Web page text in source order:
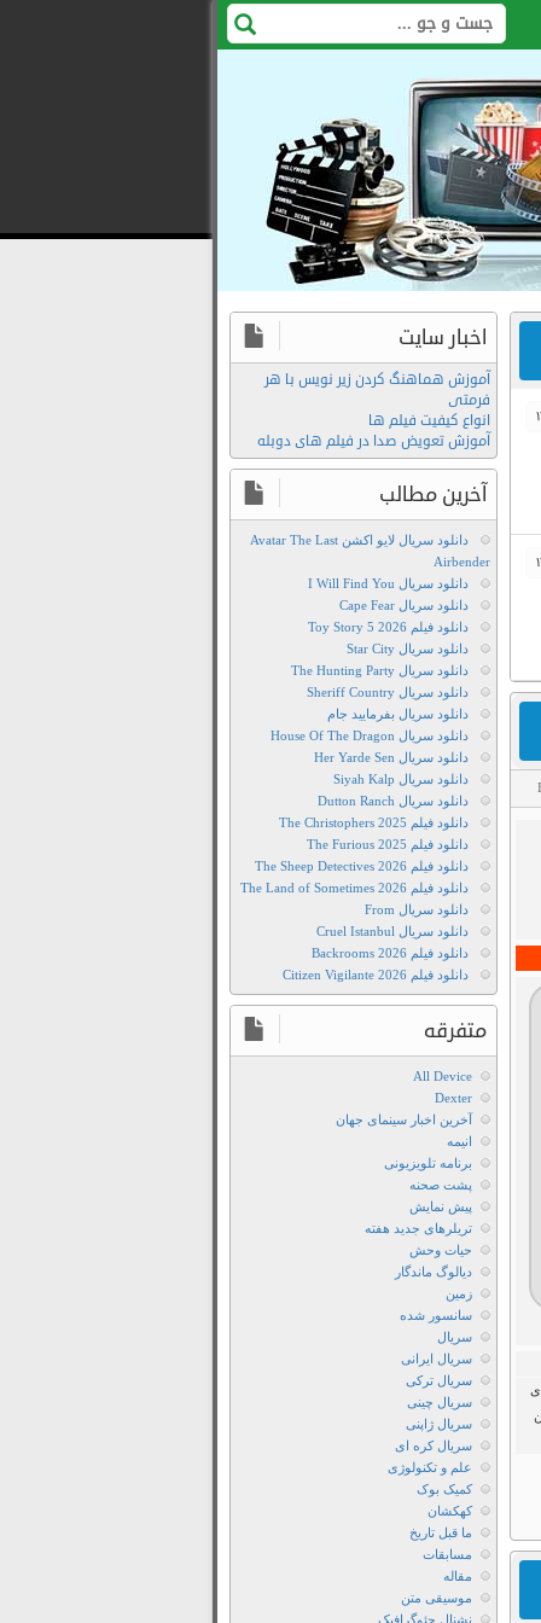
دانلود
The
Grudge
2020
دانلود
رايگان
فيلم
The
Grudge
2020
دانلود
زیرنویس
فارسی
فیلم
The
Grudge
2020
دانلود
فیلم
The
Grudge
دانلود
فیلم
The
Grudge
2020
دانلود
فیلم
The
اخبار سایت
آموزش هماهنگ کردن زیر نویس با هر
فرمتی
انواع کیفیت فیلم ها
آموزش تعویض صدا در فیلم های دوبله
آخرین مطالب
دانلود سریال لایو اکشن Avatar The Last
Airbender
دانلود سریال I Will Find You
دانلود سریال Cape Fear
دانلود فیلم Toy Story 5 2026
دانلود سریال Star City
دانلود سریال The Hunting Party
دانلود سریال Sheriff Country
دانلود سریال بفرمایید جام
دانلود سریال House Of The Dragon
دانلود سریال Her Yarde Sen
دانلود سریال Siyah Kalp
دانلود سریال Dutton Ranch
دانلود فیلم The Christophers 2025
دانلود فیلم The Furious 2025
دانلود فیلم The Sheep Detectives 2026
دانلود فیلم The Land of Sometimes 2026
دانلود سریال From
دانلود سریال Cruel Istanbul
دانلود فیلم Backrooms 2026
دانلود فیلم Citizen Vigilante 2026
متفرقه
All Device
Dexter
آخرین اخبار سینمای جهان
انیمه
برنامه تلویزیونی
پشت صحنه
پیش نمایش
تریلرهای جدید هفته
حیات وحش
دیالوگ ماندگار
زمین
سانسور شده
سریال
سریال ایرانی
سریال ترکی
سریال چینی
سریال ژاپنی
سریال کره ای
علم و تکنولوژی
کمیک بوک
کهکشان
ما قبل تاریخ
مسابقات
مقاله
موسیقی متن
نشنال جئوگرافیک